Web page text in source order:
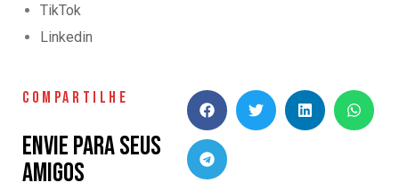
TikTok
Linkedin
COMPARTILHE
Envie para seus
amigos